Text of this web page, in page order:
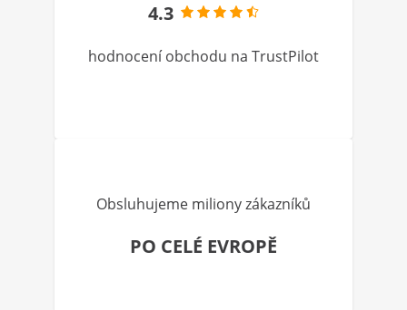
4.3
hodnocení obchodu na TrustPilot
Obsluhujeme miliony zákazníků
PO CELÉ EVROPĚ